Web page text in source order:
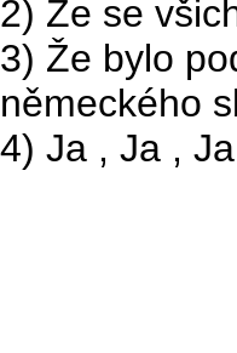
2) Že se
3) Že bylo
německého
4) Ja , Ja ,